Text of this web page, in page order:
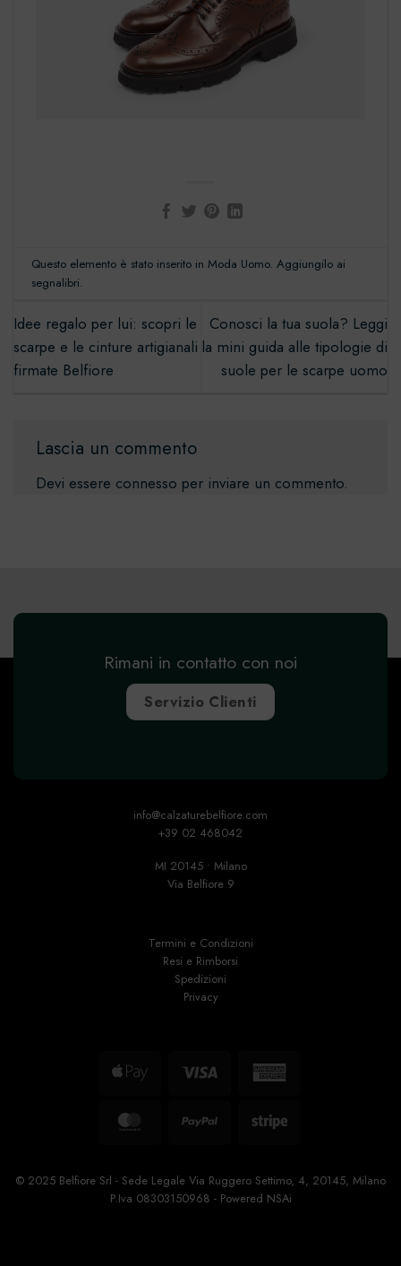
Questo elemento è stato inserito inModa Uomo. Aggiungilo ai
segnalibri.
Idee regalo per lui: scopri le
scarpe e le cinture artigianali
firmate Belfiore
Conosci la tua suola? Leggi
la mini guida alle tipologie di
suole per le scarpe uomo
Lascia un commento
Devi essere connesso per inviare un commento.
Rimani in contatto con noi
Servizio Clienti
info@calzaturebelfiore.com
+39 02 468042
MI 20145 • Milano
Via Belfiore 9
Termini e Condizioni
Resi e Rimborsi
Spedizioni
Privacy
Apple
Visa
American
MasterCardPayPal Stripe
© 2025 Belfiore Srl - Sede Legale Via Ruggero Settimo, 4, 20145, Milano
P.Iva 08303150968 - Powered NSAi